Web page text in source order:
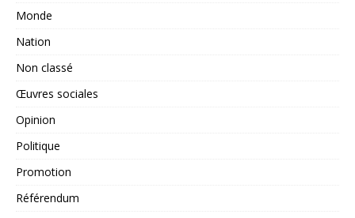
Monde
Nation
Non classé
Œuvres sociales
Opinion
Politique
Promotion
Référendum